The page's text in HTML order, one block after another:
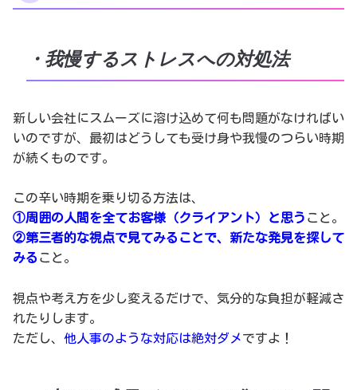
・我慢するストレスへの対処法
新しい会社にスムーズに溶け込めて何も問題がなければい
いのですが、最初はどうしても受け身や我慢のつらい時期
が続くものです。
この辛い時期を乗り切る方法は、
①周囲の人間を全てお客様（クライアント）と思う こと。
②第三者的な視点で見てみることで、新たな発見を探して
みる こと。
視点や考え方を少し変えるだけで、気分的な負担が軽減さ
れたりします。
ただし、 他人事のような対応は絶対ダメですよ！